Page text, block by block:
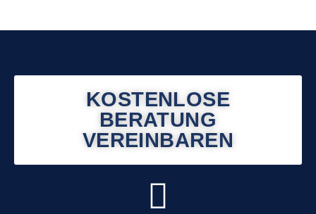
KOSTENLOSE
BERATUNG
VEREINBAREN